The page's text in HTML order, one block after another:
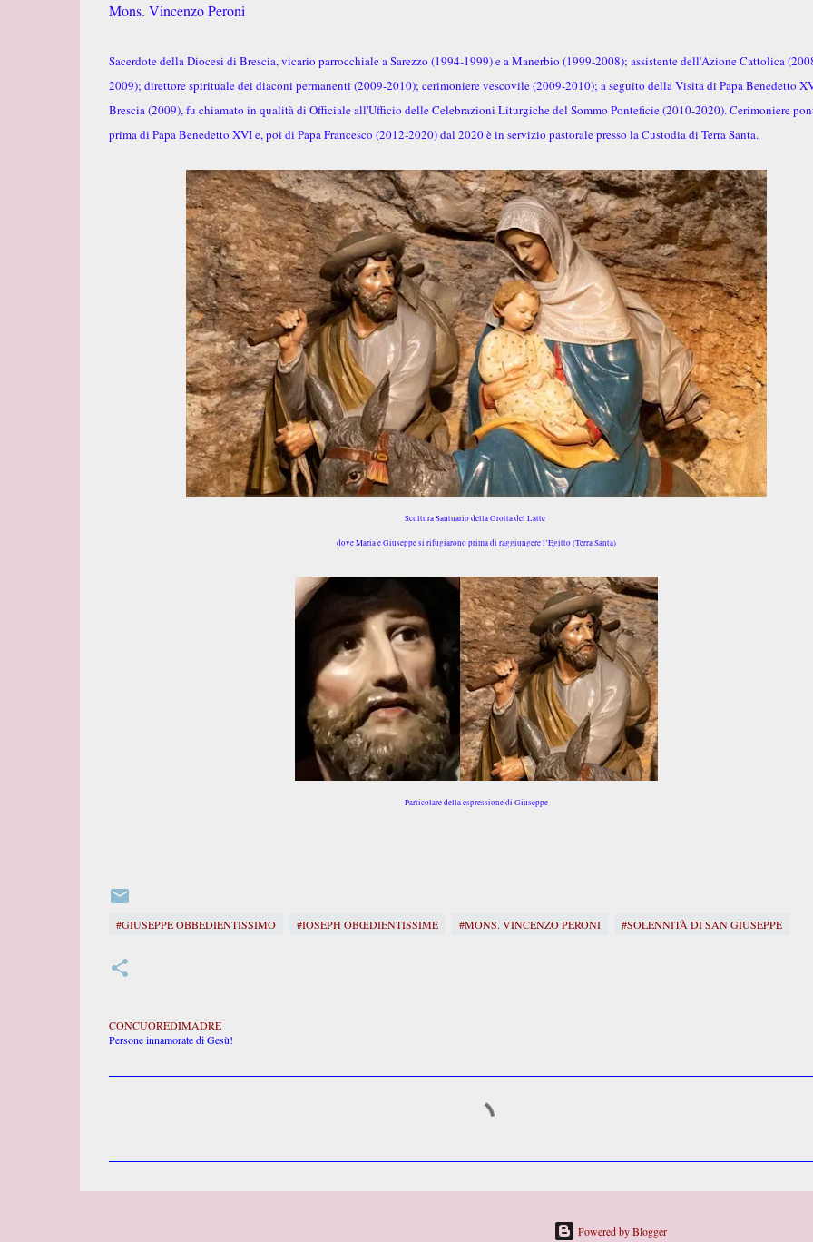
Mons. Vincenzo Peroni
Sacerdote della Diocesi di Brescia, vicario parrocchiale a Sarezzo (1994-1999) e a Manerbio (1999-2008); assistente dell'Azione Cattolica
2009); direttore spirituale dei diaconi permanenti (2009-2010); cerimoniere vescovile (2009-2010); a seguito della Visita di Papa Benedetto
Brescia (2009), fu chiamato in qualità di Officiale all'Ufficio delle Celebrazioni Liturgiche del Sommo Ponteficie (2010-2020). Cerimoniere
prima di Papa Benedetto XVI e, poi di Papa Francesco (2012-2020) dal 2020 è in servizio pastorale presso la Custodia di Terra Santa.
Scultura Santuario della Grotta del Latte
dove Maria e Giuseppe si rifugiarono prima di raggiungere l’Egitto (Terra Santa)
Particolare della espressione di Giuseppe
#GIUSEPPE OBBEDIENTISSIMO #IOSEPH OBŒDIENTISSIME #MONS. VINCENZO PERONI #SOLENNITÀ DI SAN GIUSEPPE
CONCUOREDIMADRE
Persone innamorate di Gesù!
n
Powered by Blogger